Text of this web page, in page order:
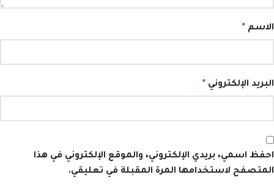
الاسم *
البريد الإلكتروني *
احفظ اسمي، بريدي الإلكتروني، والموقع الإلكتروني في هذا
المتصفح لاستخدامها المرة المقبلة في تعليقي.